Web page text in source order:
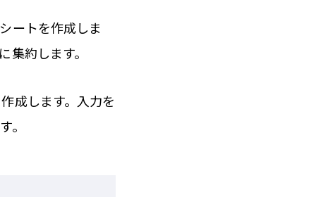
ートを作成しま
約します。
成します。入力を
。